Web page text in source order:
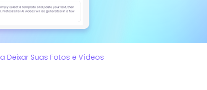
Deixar Suas Fotos e Vídeos